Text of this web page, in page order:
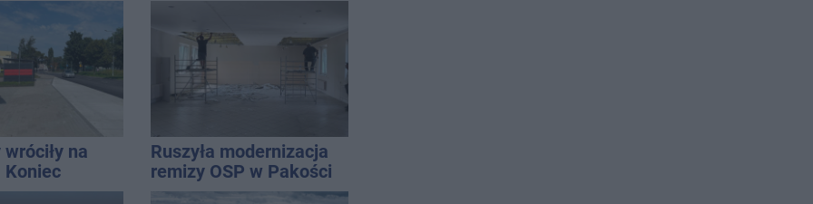
na
Koniec
Ruszyła modernizacja
remizy OSP w Pakości